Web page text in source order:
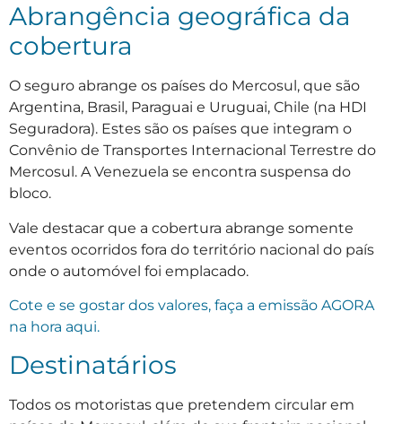
Abrangência geográfica da
cobertura
O seguro abrange os países do Mercosul, que são
Argentina, Brasil, Paraguai e Uruguai, Chile (na HDI
Seguradora). Estes são os países que integram o
Convênio de Transportes Internacional Terrestre do
Mercosul. A Venezuela se encontra suspensa do
bloco.
Vale destacar que a cobertura abrange somente
eventos ocorridos fora do território nacional do país
onde o automóvel foi emplacado.
Cote e se gostar dos valores, faça a emissão AGORA
na hora aqui.
Destinatários
Todos os motoristas que pretendem circular em